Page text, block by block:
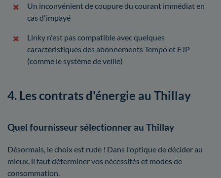
Un inconvénient de coupure du courant immédiat en
cas d'impayé
Linky n'est pas compatible avec quelques
caractéristiques des abonnements Tempo et EJP
(comme le système de veille)
4. Les contrats d'énergie au Thillay
Quel fournisseur sélectionner au Thillay
Désormais, le choix est rude ! Dans l'optique de décider au
mieux, il faut déterminer vos nécessités et modes de
consommation.